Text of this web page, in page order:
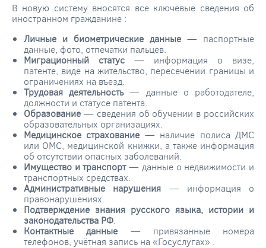
В новую систему вносятся все ключевые сведения об
иностранном гражданине :
Личные и биометрические данные — паспортные
данные, фото, отпечатки пальцев.
Миграционный статус — информация о визе,
патенте, виде на жительство, пересечении границы и
ограничениях на въезд.
Трудовая деятельность— данные о работодателе,
должности и статусе патента.
Образование — сведения об обучении в российских
образовательных организациях.
Медицинское страхование — наличие полиса ДМС
или ОМС, медицинской книжки, а также информация
об отсутствии опасных заболеваний.
Имущество и транспорт— данные о недвижимости и
транспортных средствах.
Административные нарушения — информация о
правонарушениях.
Подтверждение знания русского языка, истории и
законодательства РФ
Контактные данные — привязанные номера
телефонов, учётная запись на «Госуслугах»